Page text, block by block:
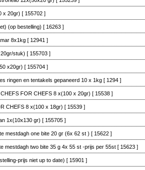
x 20gr) [ 155702 ]
(op bestelling) [ 16263 ]
8x1kg [ 12941 ]
stuk) [ 155703 ]
x20gr) [ 155704 ]
ringen en tentakels gepaneerd 10 x 1kg [ 1294 ]
FOR CHEFS 8 x(100 x 20gr) [ 15538 ]
CHEFS 8 x(100 x 18gr) [ 15539 ]
1x(10x130 gr) [ 155705 ]
mestdagh one bite 20 gr (6x 62 st ) [ 15622 ]
mestdagh two bite 35 g 4x 55 st -prijs per 55st [ 15623 ]
prijs niet up to date) [ 15901 ]